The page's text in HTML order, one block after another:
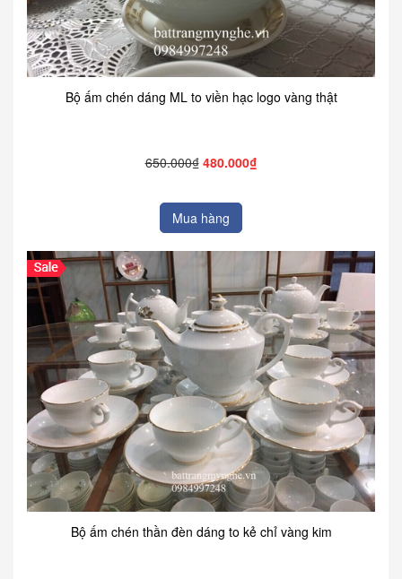
Bộ ấm chén dáng ML to viền hạc logo vàng thật
650.000₫ 480.000₫
Mua hàng
Bộ ấm chén thần đèn dáng to kẻ chỉ vàng kim